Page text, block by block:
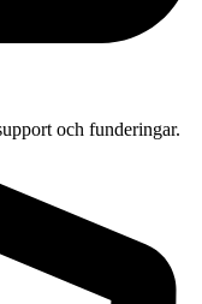
och funderingar.